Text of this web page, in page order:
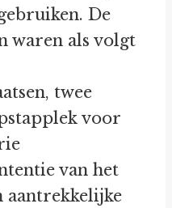
De
waren als volgt
twee
voor
van het
aantrekkelijke